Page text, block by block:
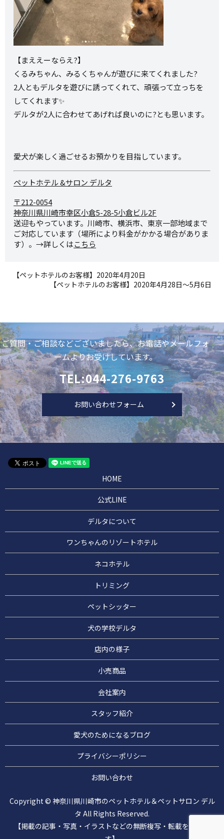
【まええーならえ?】
くるみちゃん、みるくちゃんが遊びに来てくれました?
2人ともデルタを遊びに誘ってくれて、頑張って立っちを
してくれます✨
デルタが2人に合わせてあげれば良いのに?とも思います。
愛犬が楽しく過ごせるお預かりを目指しています。
ペットホテル &サロン デルタ
〒212-0054
神奈川県川崎市幸区小倉5-28-5小倉ビル2F
送迎もやっています。川崎市、横浜市、東京一部地域まで
ご対応しています（場所により料金がかかる場合がありま
す）。→詳しくはこちら
【ペットホテルのお客様】2020年4月20日
【ペットホテルのお客様】2020年4月28日～5月6日
ご質問・ご相談などございましたら、お電話やメールフォ
ームよりお受けしています。
TEL:044-276-9763
お問い合わせフォーム
HOME
公式LINE
デルタについて
ワンちゃんのリゾートホテル
ネコホテル
トリミング
ペットシッター
犬の学校デルタ
店内の様子
小売商品
会社案内
スタッフ紹介
愛犬のためになるブログ
プライバシーポリシー
お問い合わせ
Copyright © 神奈川県川崎市のペットホテル＆ペットサロン デル
タ All Rights Reserved.
【掲載の記事・写真・イラストなどの無断複写・転載を禁じま